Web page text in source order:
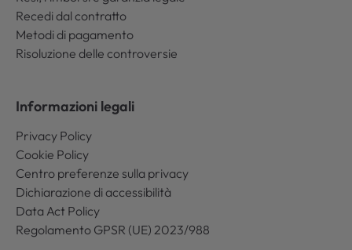
Recedi dal contratto
Metodi di pagamento
Risoluzione delle controversie
Informazioni legali
Privacy Policy
Cookie Policy
Centro preferenze sulla privacy
Dichiarazione di accessibilità
Data Act Policy
Regolamento GPSR (UE) 2023/988